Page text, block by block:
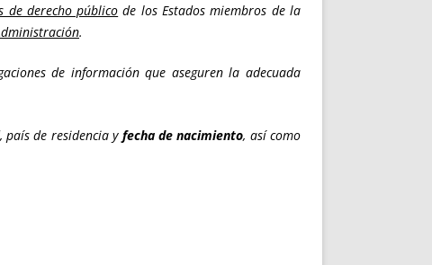
de derecho público de los Estados miembros de la
.
de información que aseguren la adecuada
de residencia y fecha de nacimiento, así como